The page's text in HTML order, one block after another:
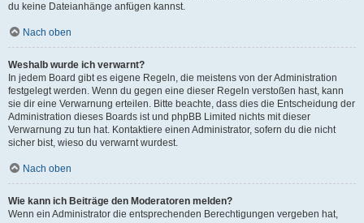
du keine Dateianhänge anfügen kannst.
Nach oben
Weshalb wurde ich verwarnt?
In jedem Board gibt es eigene Regeln, die meistens von der Administration
festgelegt werden. Wenn du gegen eine dieser Regeln verstoßen hast, kann
sie dir eine Verwarnung erteilen. Bitte beachte, dass dies die Entscheidung der
Administration dieses Boards ist und phpBB Limited nichts mit dieser
Verwarnung zu tun hat. Kontaktiere einen Administrator, sofern du die nicht
sicher bist, wieso du verwarnt wurdest.
Nach oben
Wie kann ich Beiträge den Moderatoren melden?
Wenn ein Administrator die entsprechenden Berechtigungen vergeben hat,